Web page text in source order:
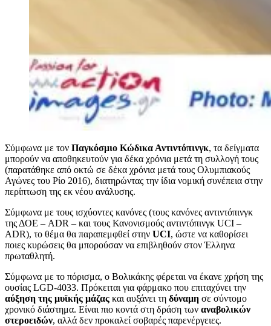
Σύμφωνα με τον Παγκόσμιο Κώδικα Αντιντόπινγκ, τα δείγματα
μπορούν να αποθηκευτούν για δέκα χρόνια μετά τη συλλογή τους
(παρατάθηκε από οκτώ σε δέκα χρόνια μετά τους Ολυμπιακούς
Αγώνες του Ρίο 2016), διατηρώντας την ίδια νομική συνέπεια στην
περίπτωση της εκ νέου ανάλυσης.
Σύμφωνα με τους ισχύοντες κανόνες (τους κανόνες αντιντόπινγκ
της ΔΟΕ – ADR – και τους Κανονισμούς αντιντόπινγκ UCI –
ADR), το θέμα θα παραπεμφθεί στην UCI, ώστε να καθορίσει
ποιες κυρώσεις θα μπορούσαν να επιβληθούν στον Έλληνα
πρωταθλητή.
Σύμφωνα με το πόρισμα, ο Βολικάκης φέρεται να έκανε χρήση της
ουσίας LGD-4033. Πρόκειται για φάρμακο που επιταχύνει την
αύξηση της μυϊκής μάζας και αυξάνει τη δύναμη σε σύντομο
χρονικό διάστημα. Είναι πιο κοντά στη δράση των αναβολικών
στεροειδών, αλλά δεν προκαλεί σοβαρές παρενέργειες.